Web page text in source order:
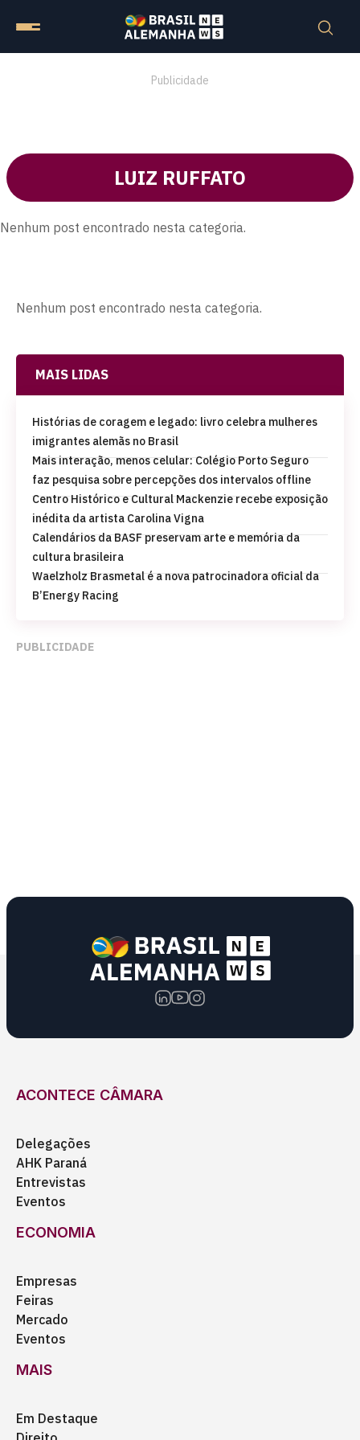
Publicidade
LUIZ RUFFATO
Nenhum post encontrado nesta categoria.
Nenhum post encontrado nesta categoria.
MAIS LIDAS
Histórias de coragem e legado: livro celebra mulheres
imigrantes alemãs no Brasil
Mais interação, menos celular: Colégio Porto Seguro
faz pesquisa sobre percepções dos intervalos offline
Centro Histórico e Cultural Mackenzie recebe exposição
inédita da artista Carolina Vigna
Calendários da BASF preservam arte e memória da
cultura brasileira
Waelzholz Brasmetal é a nova patrocinadora oficial da
B’Energy Racing
PUBLICIDADE
ACONTECE CÂMARA
Delegações
AHK Paraná
Entrevistas
Eventos
ECONOMIA
Empresas
Feiras
Mercado
Eventos
MAIS
Em Destaque